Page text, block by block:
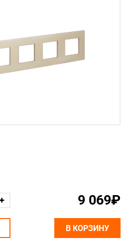
9 069₽
В КОРЗИНУ